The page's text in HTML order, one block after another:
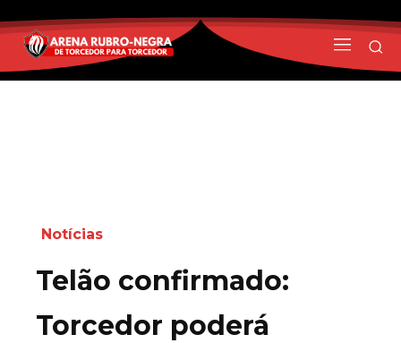
Notícias
Telão confirmado:
Torcedor poderá